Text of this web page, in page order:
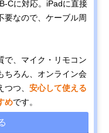
Cに対応。iPadに直接
要なので、ケーブル周
で、マイク・リモコン
ちろん、オンライン会
つ、 安心して使える
めです。